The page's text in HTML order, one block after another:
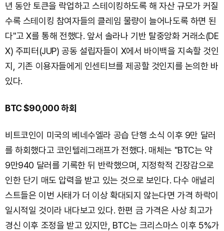
년 동안 토큰을 락업하고 스테이킹하도록 해 자산 규모가 커질
수록 스테이킹 참여자들의 클레임 물량이 늘어나도록 하면 된
다"고 X를 통해 전했다. 앞서 솔라나 기반 탈중앙화 거래소(DE
X) 주피터(JUP) 공동 설립자들이 X에서 바이백을 지속할 것인
지, 기존 이용자들에게 인센티브를 제공할 것인지를 논의한 바
있다.
BTC $90,000 하회
비트코인이 미국의 베네수엘라 공습 단행 소식 이후 9만 달러
를 하회했다고 코인텔레그래프가 전했다. 매체는 "BTC는 약
9만940 달러를 기록한 뒤 반락했으며, 지정학적 긴장감으로
인한 단기 매도 압력을 받고 있는 것으로 보인다. 다수 애널리
스트들은 이번 사태가 더 이상 확대되지 않는다면 가격 하락이
일시적일 것이라 내다보고 있다. 한편 금 가격은 사상 최고가
경신 이후 조정을 받고 있지만, BTC는 크리스마스 이후 5%가